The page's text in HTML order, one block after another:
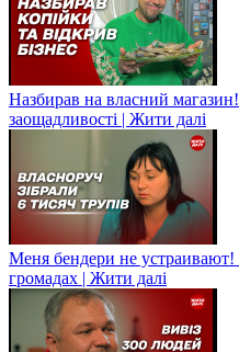
Назбирав на власний
заощадливості | Жити далі
Меня бендери не
громадах | Жити далі